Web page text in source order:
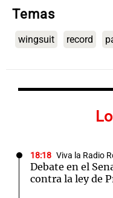
Temas
wingsuit record
18:18 Viva la Radio
Debate en el
contra la ley de